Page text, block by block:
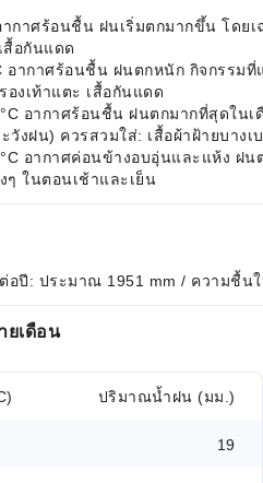
ากาศร้อนชื้น ฝนเริ่มตกมากขึ้น โด
สื้อกันแดด
อากาศร้อนชื้น ฝนตกหนัก กิจกรร
องเท้าแตะ เสื้อกันแดด
อากาศร้อนชื้น ฝนตกมากที่สุด
งฝน) ควรสวมใส่: เสื้อผ้าฝ้ายบา
อากาศค่อนข้างอบอุ่นและแห้ง
ๆ ในตอนเช้าและเย็น
ปี: ประมาณ 1951 mm / ความชื้น
เดือน
ปริมาณน้ำฝน (มม.)
19